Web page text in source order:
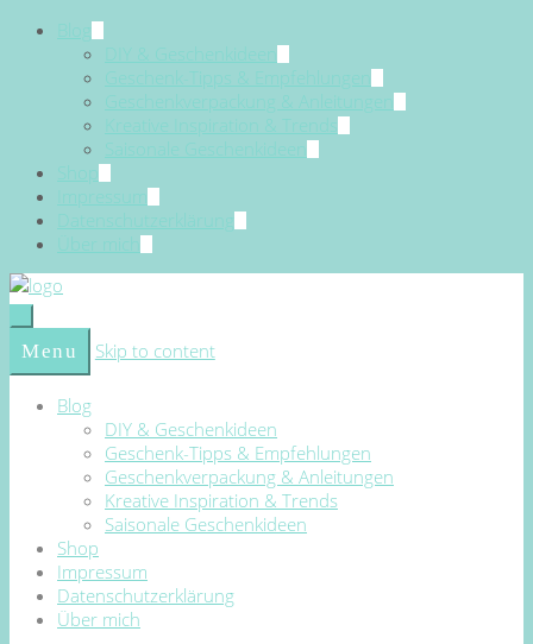
Blog
DIY & Geschenkideen
Geschenk-Tipps & Empfehlungen
Geschenkverpackung & Anleitungen
Kreative Inspiration & Trends
Saisonale Geschenkideen
Shop
Impressum
Datenschutzerklärung
Über mich
Menu Skip to content
Blog
DIY & Geschenkideen
Geschenk-Tipps & Empfehlungen
Geschenkverpackung & Anleitungen
Kreative Inspiration & Trends
Saisonale Geschenkideen
Shop
Impressum
Datenschutzerklärung
Über mich